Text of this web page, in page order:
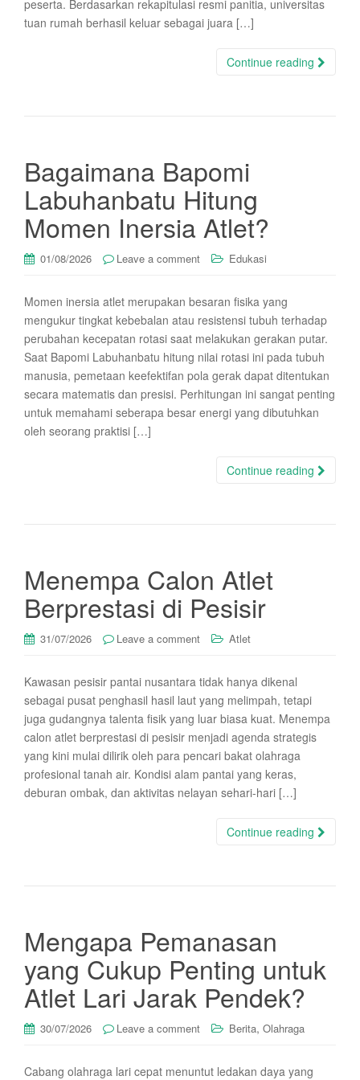
peserta. Berdasarkan rekapitulasi resmi panitia, universitas
tuan rumah berhasil keluar sebagai juara […]
Continue reading
Bagaimana Bapomi
Labuhanbatu Hitung
Momen Inersia Atlet?
01/08/2026 Leave a comment Edukasi
Momen inersia atlet merupakan besaran fisika yang
mengukur tingkat kebebalan atau resistensi tubuh terhadap
perubahan kecepatan rotasi saat melakukan gerakan putar.
Saat Bapomi Labuhanbatu hitung nilai rotasi ini pada tubuh
manusia, pemetaan keefektifan pola gerak dapat ditentukan
secara matematis dan presisi. Perhitungan ini sangat penting
untuk memahami seberapa besar energi yang dibutuhkan
oleh seorang praktisi […]
Continue reading
Menempa Calon Atlet
Berprestasi di Pesisir
31/07/2026 Leave a comment Atlet
Kawasan pesisir pantai nusantara tidak hanya dikenal
sebagai pusat penghasil hasil laut yang melimpah, tetapi
juga gudangnya talenta fisik yang luar biasa kuat. Menempa
calon atlet berprestasi di pesisir menjadi agenda strategis
yang kini mulai dilirik oleh para pencari bakat olahraga
profesional tanah air. Kondisi alam pantai yang keras,
deburan ombak, dan aktivitas nelayan sehari-hari […]
Continue reading
Mengapa Pemanasan
yang Cukup Penting untuk
Atlet Lari Jarak Pendek?
30/07/2026 Leave a comment Berita, Olahraga
Cabang olahraga lari cepat menuntut ledakan daya yang